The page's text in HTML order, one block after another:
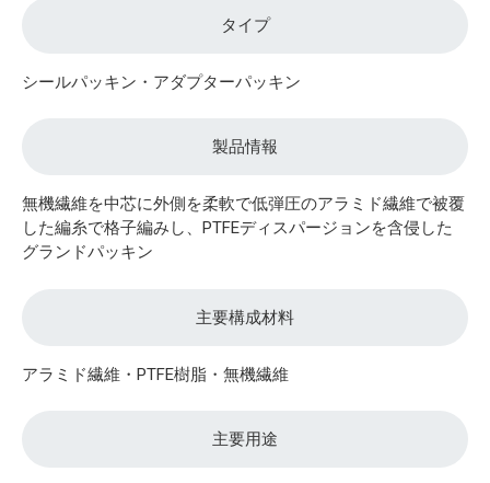
タイプ
シールパッキン・アダプターパッキン
製品情報
無機繊維を中芯に外側を柔軟で低弾圧のアラミド繊維で被覆
した編糸で格子編みし、PTFEディスパージョンを含侵した
グランドパッキン
主要構成材料
アラミド繊維・PTFE樹脂・無機繊維
主要用途